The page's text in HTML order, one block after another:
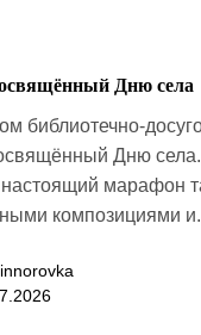
Дню села
библиотечно-
Дню
настоящий марафон
композициями